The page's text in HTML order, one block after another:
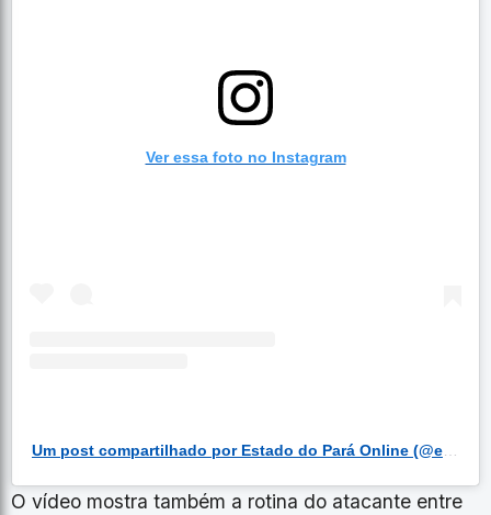
Ver essa foto no Instagram
Um post compartilhado por Estado do Pará Online (@estadodoparaonline)
O vídeo mostra também a rotina do atacante entre